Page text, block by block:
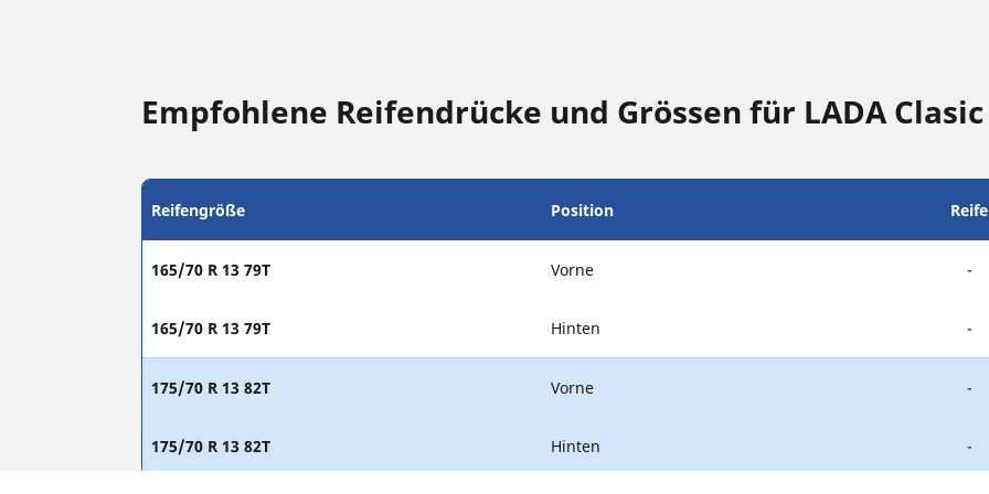
Empfohlene Reifendrücke und Grössen für LADA Clasic
Reifengröße Position
165/70 R 13 79T Vorne -
165/70 R 13 79T Hinten -
175/70 R 13 82T Vorne -
175/70 R 13 82T Hinten -